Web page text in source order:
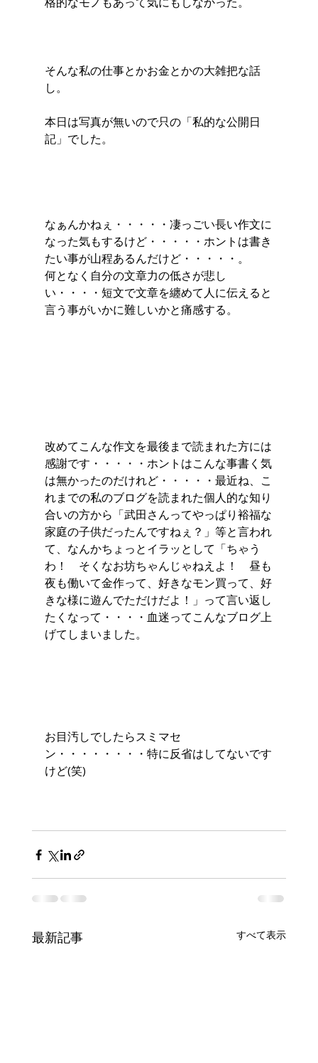
そんな私の仕事とかお金とかの大雑把な話
し。
本日は写真が無いので只の「私的な公開日
記」でした。
なぁんかねぇ・・・・・凄っごい長い作文に
なった気もするけど・・・・・ホントは書き
たい事が山程あるんだけど・・・・・。
何となく自分の文章力の低さが悲し
い・・・・短文で文章を纏めて人に伝えると
言う事がいかに難しいかと痛感する。
改めてこんな作文を最後まで読まれた方には
感謝です・・・・・ホントはこんな事書く気
は無かったのだけれど・・・・・最近ね、こ
れまでの私のブログを読まれた個人的な知り
合いの方から「武田さんってやっぱり裕福な
家庭の子供だったんですねぇ？」等と言われ
て、なんかちょっとイラッとして「ちゃう
わ！　そくなお坊ちゃんじゃねえよ！　昼も
夜も働いて金作って、好きなモン買って、好
きな様に遊んでただけだよ！」って言い返し
たくなって・・・・血迷ってこんなブログ上
げてしまいました。
お目汚しでしたらスミマセ
ン・・・・・・・・特に反省はしてないです
けど(笑)
最新記事 すべて表示